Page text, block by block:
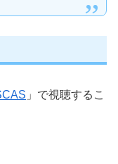
」で視聴するこ